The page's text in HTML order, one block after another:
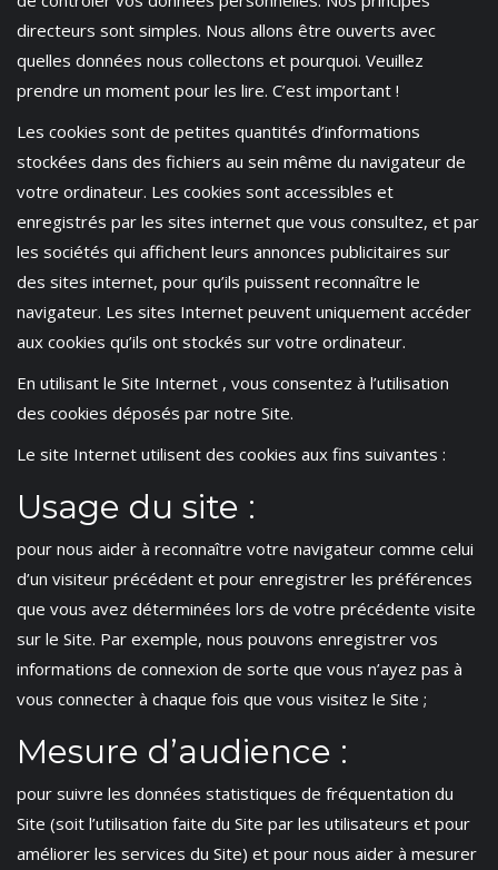
directeurs sont simples. Nous allons être ouverts avec
quelles données nous collectons et pourquoi. Veuillez
prendre un moment pour les lire. C’est important !
Les cookies sont de petites quantités d’informations
stockées dans des fichiers au sein même du navigateur de
votre ordinateur. Les cookies sont accessibles et
enregistrés par les sites internet que vous consultez, et par
les sociétés qui affichent leurs annonces publicitaires sur
des sites internet, pour qu’ils puissent reconnaître le
navigateur. Les sites Internet peuvent uniquement accéder
aux cookies qu’ils ont stockés sur votre ordinateur.
En utilisant le Site Internet , vous consentez à l’utilisation
des cookies déposés par notre Site.
Le site Internet utilisent des cookies aux fins suivantes :
Usage du site :
pour nous aider à reconnaître votre navigateur comme celui
d’un visiteur précédent et pour enregistrer les préférences
que vous avez déterminées lors de votre précédente visite
sur le Site. Par exemple, nous pouvons enregistrer vos
informations de connexion de sorte que vous n’ayez pas à
vous connecter à chaque fois que vous visitez le Site ;
Mesure d’audience :
pour suivre les données statistiques de fréquentation du
Site (soit l’utilisation faite du Site par les utilisateurs et pour
améliorer les services du Site) et pour nous aider à mesurer